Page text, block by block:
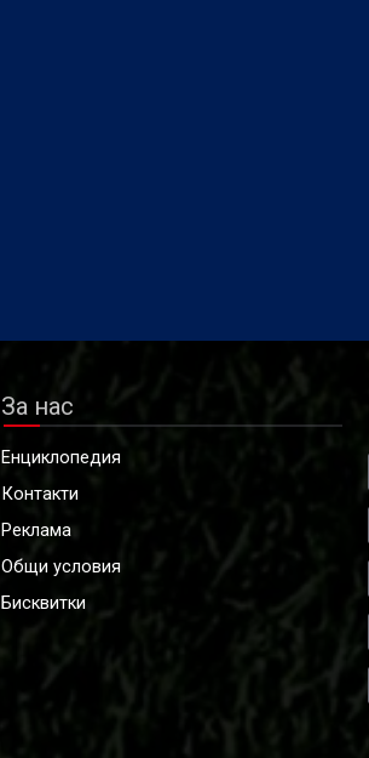
За нас
Енциклопедия
Контакти
Реклама
Общи условия
Бисквитки